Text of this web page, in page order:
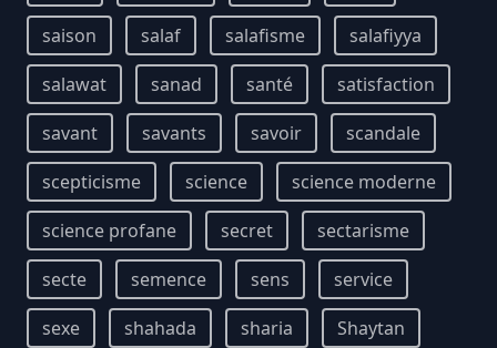
saison
salaf salafisme
salafiyya
salawat
sanad santé
satisfaction
savant
savants savoir
scandale
scepticisme
science
science moderne
science profane
secret
sectarisme
secte
semence sens
service
sexe
shahada sharia
Shaytan